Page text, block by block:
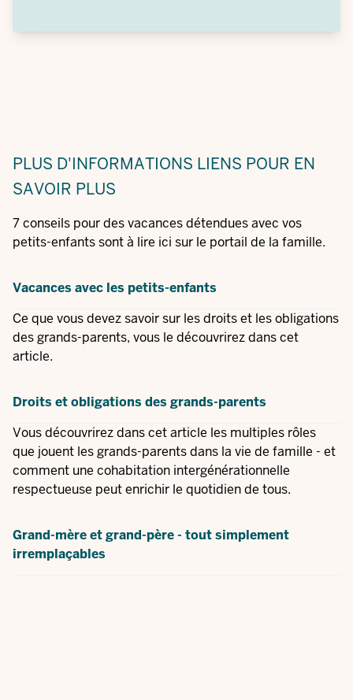
PLUS D'INFORMATIONS LIENS POUR EN
SAVOIR PLUS
7 conseils pour des vacances détendues avec vos
petits-enfants sont à lire ici sur le portail de la famille.
Vacances avec les petits-enfants
Ce que vous devez savoir sur les droits et les obligations
des grands-parents, vous le découvrirez dans cet
article.
Droits et obligations des grands-parents
Vous découvrirez dans cet article les multiples rôles
que jouent les grands-parents dans la vie de famille - et
comment une cohabitation intergénérationnelle
respectueuse peut enrichir le quotidien de tous.
Grand-mère et grand-père - tout simplement
irremplaçables